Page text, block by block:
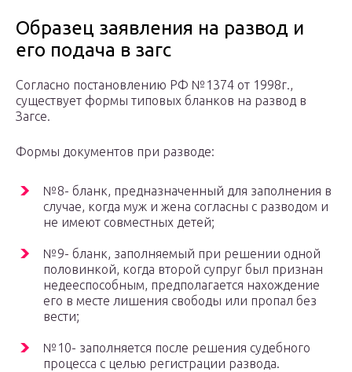
Образец заявления на развод и
его подача в загс
Согласно постановлению РФ №1374 от 1998г.,
существует формы типовых бланков на развод в
Загсе.
Формы документов при разводе:
№8- бланк, предназначенный для заполнения в
случае, когда муж и жена согласны с разводом и
не имеют совместных детей;
№9- бланк, заполняемый при решении одной
половинкой, когда второй супруг был признан
недееспособным, предполагается нахождение
его в месте лишения свободы или пропал без
вести;
№10- заполняется после решения судебного
процесса с целью регистрации развода.